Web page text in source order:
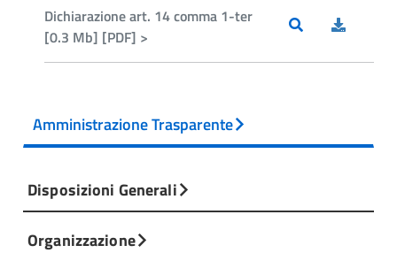
Dichiarazione art. 14 comma 1-ter
[0.3 Mb] [PDF] >
Amministrazione Trasparente
Disposizioni Generali
Organizzazione